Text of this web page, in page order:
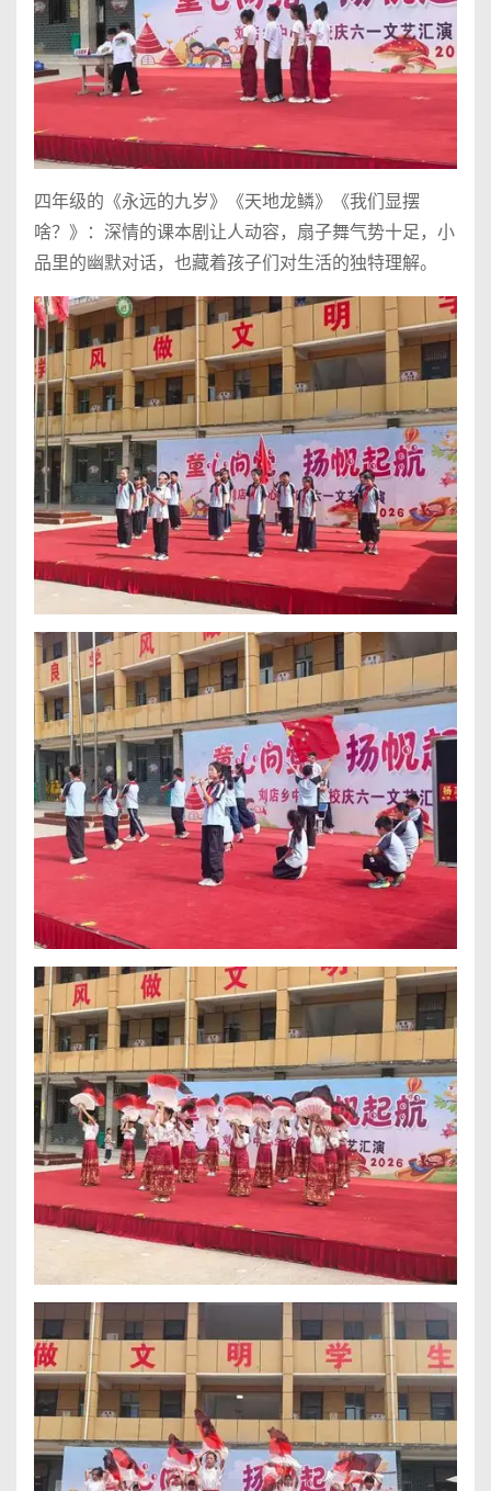
四年级的《永远的九岁》《天地龙鳞》《我们显摆
啥？》：深情的课本剧让人动容，扇子舞气势十足，小
品里的幽默对话，也藏着孩子们对生活的独特理解。